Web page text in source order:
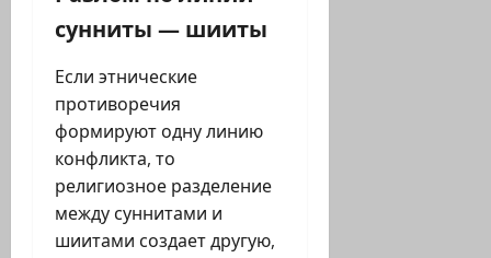
сунниты — шииты
Если этнические
противоречия
формируют одну линию
конфликта, то
религиозное разделение
между суннитами и
шиитами создает другую,